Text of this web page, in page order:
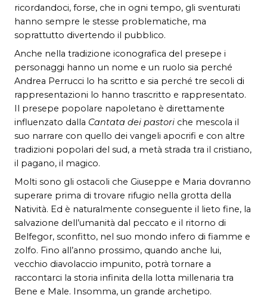
ricordandoci, forse, che in ogni tempo, gli sventurati
hanno sempre le stesse problematiche, ma
soprattutto divertendo il pubblico.
Anche nella tradizione iconografica del presepe i
personaggi hanno un nome e un ruolo sia perché
Andrea Perrucci lo ha scritto e sia perché tre secoli di
rappresentazioni lo hanno trascritto e rappresentato.
Il presepe popolare napoletano è direttamente
influenzato dalla Cantata dei pastori che mescola il
suo narrare con quello dei vangeli apocrifi e con altre
tradizioni popolari del sud, a metà strada tra il cristiano,
il pagano, il magico.
Molti sono gli ostacoli che Giuseppe e Maria dovranno
superare prima di trovare rifugio nella grotta della
Natività. Ed è naturalmente conseguente il lieto fine, la
salvazione dell’umanità dal peccato e il ritorno di
Belfegor, sconfitto, nel suo mondo infero di fiamme e
zolfo. Fino all’anno prossimo, quando anche lui,
vecchio diavolaccio impunito, potrà tornare a
raccontarci la storia infinita della lotta millenaria tra
Bene e Male. Insomma, un grande archetipo.